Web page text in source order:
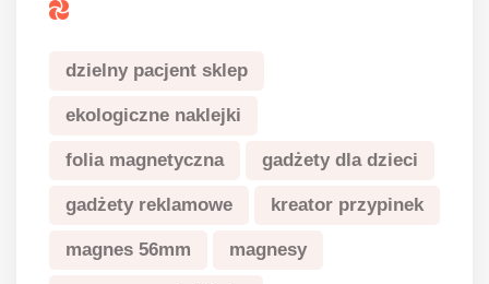
dzielny pacjent sklep
ekologiczne naklejki
folia magnetyczna gadżety dla dzieci
gadżety reklamowe kreator przypinek
magnes 56mm magnesy